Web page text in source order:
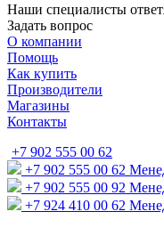
Наши специалисты
Задать вопрос
О компании
Помощь
Как купить
Производители
Магазины
Контакты
+7 902 555 00 62
+7 902 555 00 62
+7 902 555 00 92
+7 924 410 00 62